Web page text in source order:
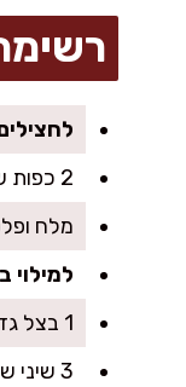
2 כפות שמן זית (ועוד מעט לשימון)
מלח
למילוי
1 בצל גדול קצוץ דק
3 שיני שום כתושות